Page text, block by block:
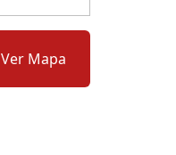
Ver Mapa